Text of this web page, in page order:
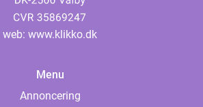
web: www.klikko.dk
Menu
Annoncering